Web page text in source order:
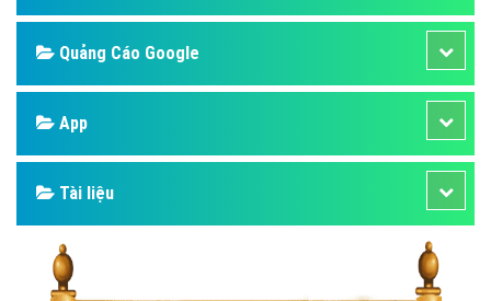
Quảng Cáo Google
App
Tài liệu